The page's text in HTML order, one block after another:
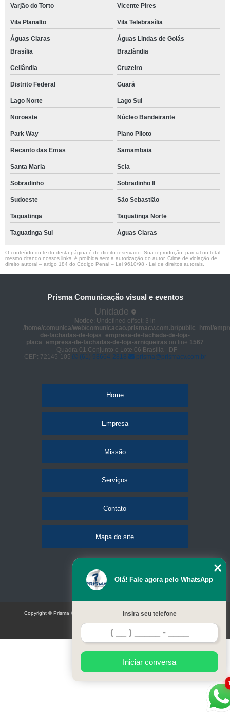
Varjão do Torto Vicente Pires
Vila Planalto Vila Telebrasília
Águas Claras
Águas Lindas de Goiás
Brasília
Brazlândia
Ceilândia Cruzeiro
Distrito Federal Guará
Lago Norte Lago Sul
Noroeste Núcleo Bandeirante
Park Way Plano Piloto
Recanto das Emas Samambaia
Santa Maria Scia
Sobradinho Sobradinho ll
Sudoeste São Sebastião
Taguatinga Taguatinga Norte
Taguatinga Sul Águas Claras
O conteúdo do texto desta página é de direito reservado. Sua reprodução, parcial ou total,
mesmo citando nossos links, é proibida sem a autorização do autor. Crime de violação de
direito autoral – artigo 184 do Código Penal – Lei 9610/98 - Lei de direitos autorais
Prisma Comunicação visual e eventos
Unidade
Notice: Undefined offset: 3 in
/home/comunica/web/comunicacao.prismacv.com.br/public_html/
de-fachadas-de-lojas_empresa-de-fachada-de-loja-
placa_empresa-de-fachadas-de-loja-arniqueiras on line 1567
- Quadra 01 Conjunto e Lote 06 Brasília - DF
CEP: 72145-105
(61) 98664-2818 prisma@prismacv.com.br
Home
Empresa
Missão
Serviços
Contato
Mapa do site
Olá! Fale agora pelo WhatsApp
Insira seu telefone
Iniciar conversa
Copyright © Prisma Comunicação visual e eventos (Lei 9610 de 19/02/1998)
W3C